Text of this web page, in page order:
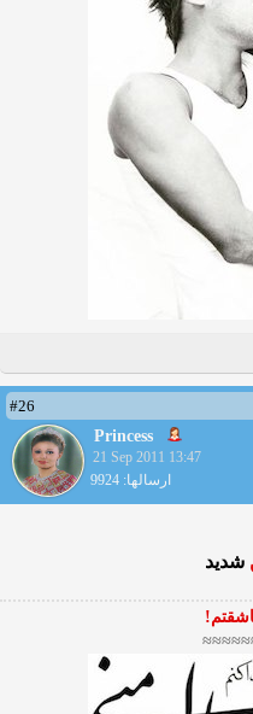
#26
Princess
21 Sep 2011 13:47
ارسالها: 9924
شدید